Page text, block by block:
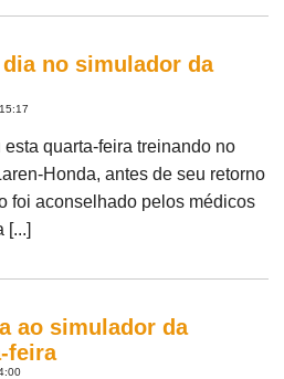
no simulador da
quarta-feira treinando no
Honda, antes de seu retorno
foi aconselhado pelos médicos
[...]
ao simulador da
feira